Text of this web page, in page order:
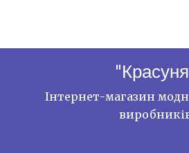
Інтернет-магазин